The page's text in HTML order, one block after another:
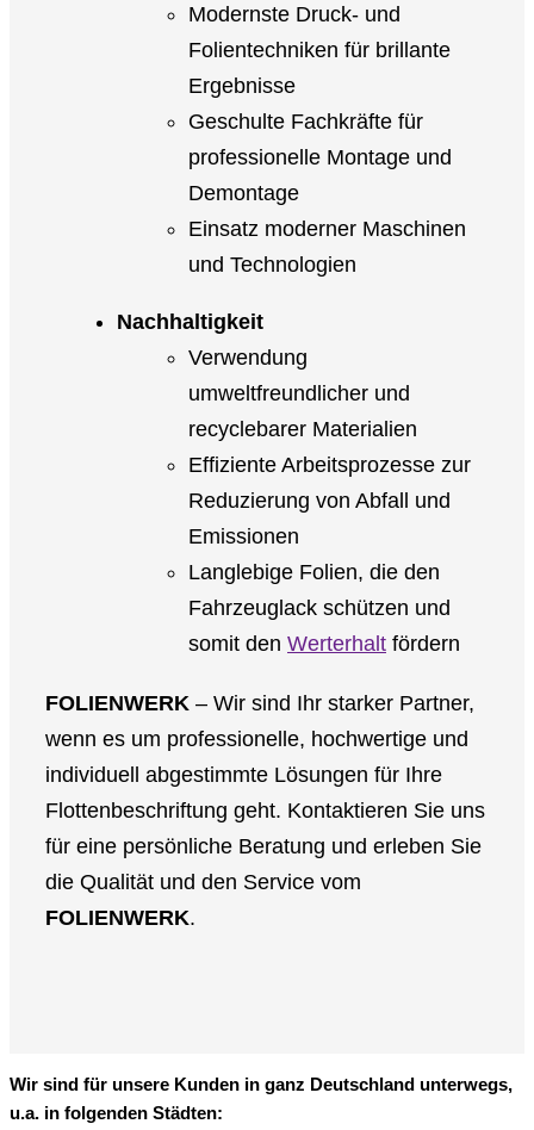
Modernste Druck- und
Folientechniken für brillante
Ergebnisse
Geschulte Fachkräfte für
professionelle Montage und
Demontage
Einsatz moderner Maschinen
und Technologien
Nachhaltigkeit
Verwendung
umweltfreundlicher und
recyclebarer Materialien
Effiziente Arbeitsprozesse zur
Reduzierung von Abfall und
Emissionen
Langlebige Folien, die den
Fahrzeuglack schützen und
somit den Werterhalt fördern
FOLIENWERK – Wir sind Ihr starker Partner,
wenn es um professionelle, hochwertige und
individuell abgestimmte Lösungen für Ihre
Flottenbeschriftung geht. Kontaktieren Sie uns
für eine persönliche Beratung und erleben Sie
die Qualität und den Service vom
FOLIENWERK.
Wir sind für unsere Kunden in ganz Deutschland unterwegs,
u.a. in folgenden Städten: